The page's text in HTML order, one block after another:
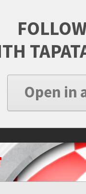
Open in